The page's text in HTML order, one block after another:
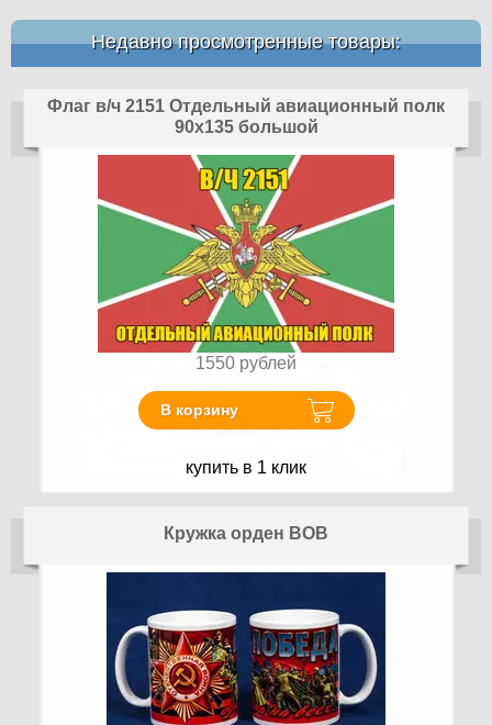
Недавно просмотренные товары:
Флаг в/ч 2151 Отдельный авиационный полк
90х135 большой
1550 рублей
В корзину
купить в 1 клик
Кружка орден ВОВ